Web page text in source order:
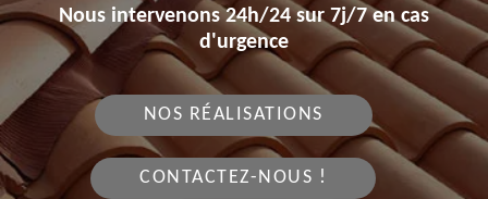
Nous intervenons 24h/24 sur 7j/7 en cas
d'urgence
NOS RÉALISATIONS
CONTACTEZ-NOUS !